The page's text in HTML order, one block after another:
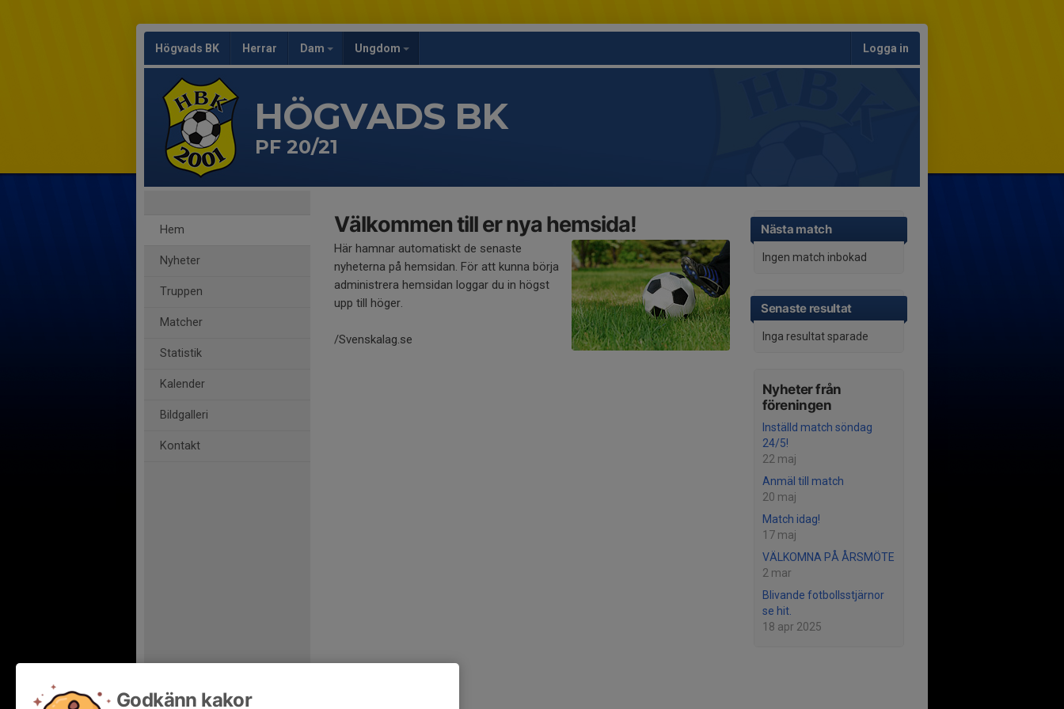
Högvads BK Herrar Dam Ungdom Logga in
HÖGVADS BK
PF 20/21
Hem
Nyheter
Truppen
Matcher
Statistik
Kalender
Bildgalleri
Kontakt
Nästa match
Ingen match inbokad
Senaste resultat
Inga resultat sparade
Nyheter från
föreningen
Inställd match söndag
24/5!
22 maj
Anmäl till match
20 maj
Match idag!
17 maj
VÄLKOMNA PÅ ÅRSMÖTE
2 mar
Blivande fotbollsstjärnor
se hit.
18 apr 2025
Välkommen till er nya hemsida!
Här hamnar automatiskt de senaste
nyheterna på hemsidan. För att kunna börja
administrera hemsidan loggar du in högst
upp till höger.
/Svenskalag.se
Godkänn kakor